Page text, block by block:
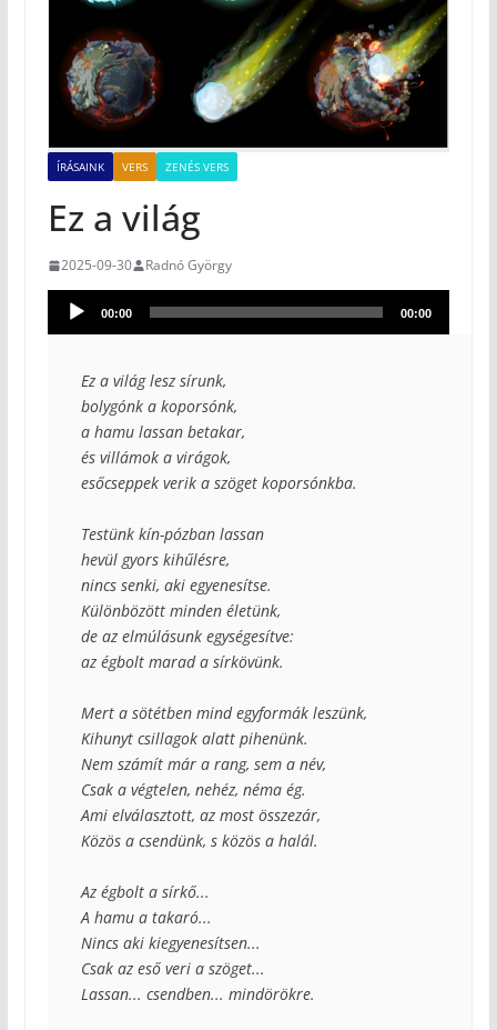
ÍRÁSAINK VERS ZENÉS VERS
Ez a világ
2025-09-30 Radnó György
Audió
lejátszó
00:00 00:00
Ez a világ lesz sírunk,
bolygónk a koporsónk,
a hamu lassan betakar,
és villámok a virágok,
esőcseppek verik a szöget koporsónkba.
Testünk kín-pózban lassan
hevül gyors kihűlésre,
nincs senki, aki egyenesítse.
Különbözött minden életünk,
de az elmúlásunk egységesítve:
az égbolt marad a sírkövünk.
Mert a sötétben mind egyformák leszünk,
Kihunyt csillagok alatt pihenünk.
Nem számít már a rang, sem a név,
Csak a végtelen, nehéz, néma ég.
Ami elválasztott, az most összezár,
Közös a csendünk, s közös a halál.
Az égbolt a sírkő...
A hamu a takaró...
Nincs aki kiegyenesítsen...
Csak az eső veri a szöget...
Lassan... csendben... mindörökre.